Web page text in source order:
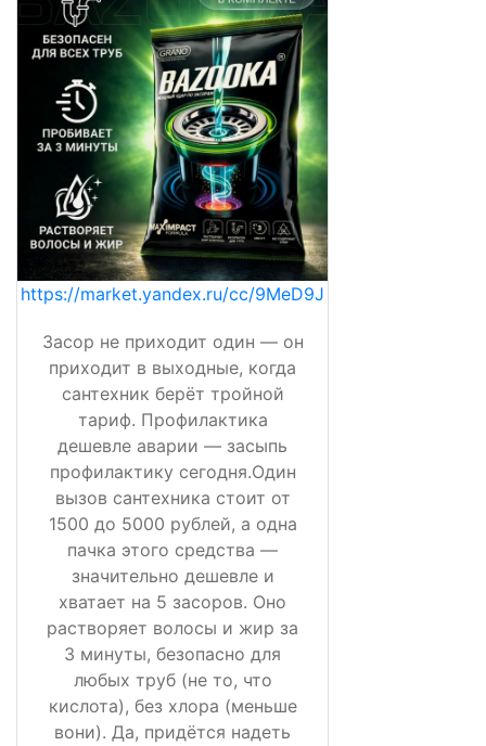
https://market.yandex.ru/cc/9MeD9J
Засор не приходит один — он
приходит в выходные, когда
сантехник берёт тройной
тариф. Профилактика
дешевле аварии — засыпь
профилактику сегодня.Один
вызов сантехника стоит от
1500 до 5000 рублей, а одна
пачка этого средства —
значительно дешевле и
хватает на 5 засоров. Оно
растворяет волосы и жир за
3 минуты, безопасно для
любых труб (не то, что
кислота), без хлора (меньше
вони). Да, придётся надеть